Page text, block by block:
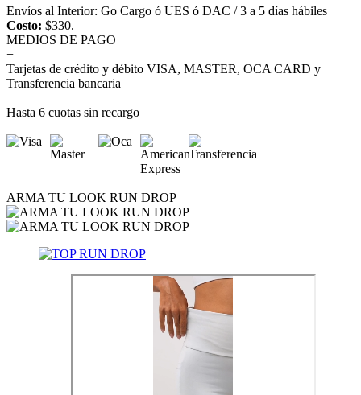
Envíos al Interior: Go Cargo ó UES ó DAC / 3 a 5 días hábiles
Costo: $330.
MEDIOS DE PAGO
+
Tarjetas de crédito y débito VISA, MASTER, OCA CARD y
Transferencia bancaria
Hasta 6 cuotas sin recargo
ARMA TU LOOK RUN DROP